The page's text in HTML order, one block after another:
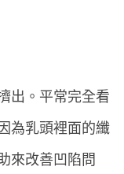
出。平常完全看
為乳頭裡面的纖
來改善凹陷問